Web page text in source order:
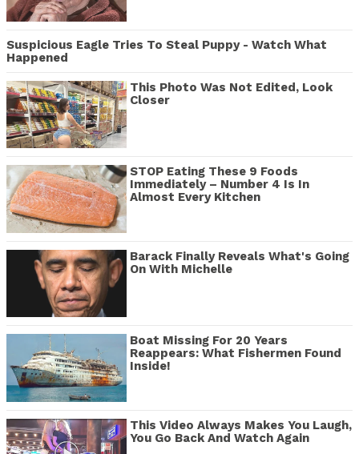
Suspicious Eagle Tries To Steal Puppy - Watch What
Happened
This Photo Was Not Edited, Look
Closer
STOP Eating These 9 Foods
Immediately – Number 4 Is In
Almost Every Kitchen
Barack Finally Reveals What's Going
On With Michelle
Boat Missing For 20 Years
Reappears: What Fishermen Found
Inside!
This Video Always Makes You Laugh,
You Go Back And Watch Again